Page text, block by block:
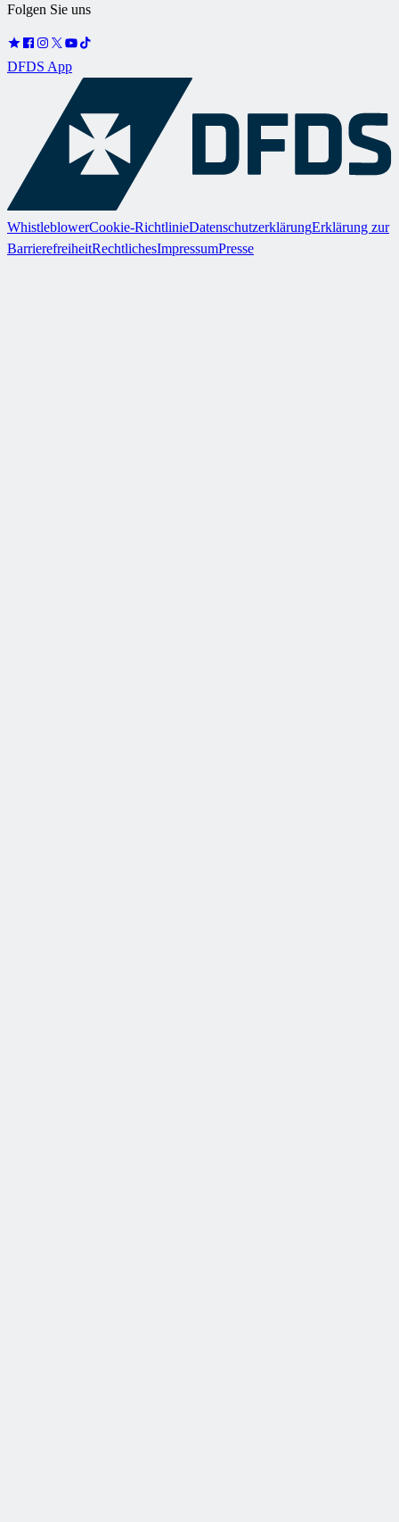
Folgen Sie uns
DFDS App
WhistleblowerCookie-RichtlinieDatenschutzerklärungErklärung zur
BarrierefreiheitRechtlichesImpressumPresse